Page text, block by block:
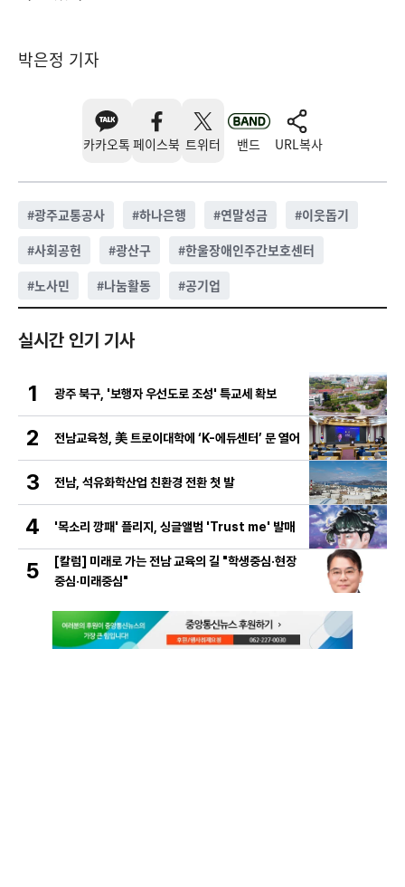
박은정 기자
카카오톡 페이스북 트위터 밴드 URL복사
#광주교통공사 #하나은행 #연말성금 #이웃돕기
#사회공헌 #광산구 #한울장애인주간보호센터
#노사민 #나눔활동 #공기업
실시간 인기 기사
1 광주 북구, '보행자 우선도로 조성' 특교세 확보
2 전남교육청, 美 트로이대학에 ‘K-에듀센터’ 문 열어
3 전남, 석유화학산업 친환경 전환 첫 발
4 '목소리 깡패' 플리지, 싱글앨범 'Trust me' 발매
5
[칼럼] 미래로 가는 전남 교육의 길 "학생중심·현장
중심·미래중심"